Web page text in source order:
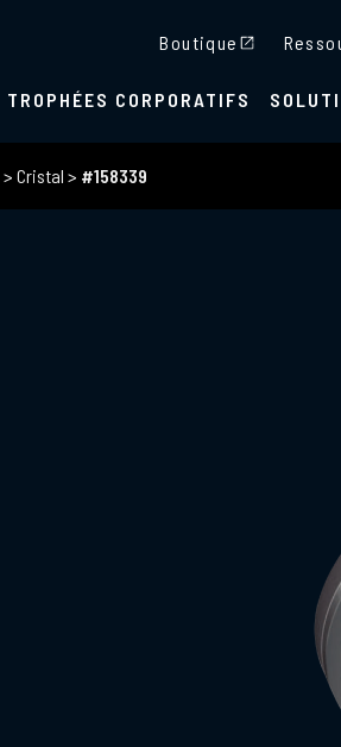
Boutique
TROPHÉES CORPORATIFS
> Cristal > #158339